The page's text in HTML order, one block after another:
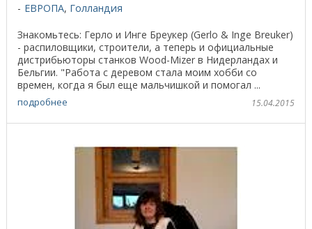
ЕВРОПА, Голландия
Знакомьтесь: Герло и Инге Бреукер (Gerlo & Inge Breuker)
- распиловщики, строители, а теперь и официальные
дистрибьюторы станков Wood-Mizer в Нидерландах и
Бельгии. "Работа с деревом стала моим хобби со
времен, когда я был еще мальчишкой и помогал ...
подробнее 15.04.2015